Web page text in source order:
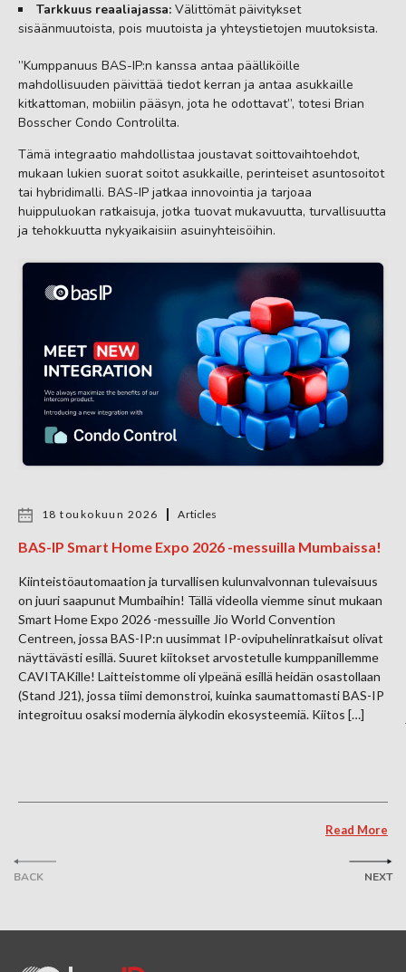
Tarkkuus reaaliajassa: Välittömät päivitykset
sisäänmuutoista, pois muutoista ja yhteystietojen muutoksista.
”Kumppanuus BAS-IP:n kanssa antaa päälliköille
mahdollisuuden päivittää tiedot kerran ja antaa asukkaille
kitkattoman, mobiilin pääsyn, jota he odottavat”, totesi Brian
Bosscher Condo Controlilta.
Tämä integraatio mahdollistaa joustavat soittovaihtoehdot,
mukaan lukien suorat soitot asukkaille, perinteiset asuntosoitot
tai hybridimalli. BAS-IP jatkaa innovointia ja tarjoaa
huippuluokan ratkaisuja, jotka tuovat mukavuutta, turvallisuutta
ja tehokkuutta nykyaikaisiin asuinyhteisöihin.
BACK
18 toukokuun 2026 Articles
BAS-IP Smart Home Expo 2026 -messuilla Mumbaissa!
Kiinteistöautomaation ja turvallisen kulunvalvonnan tulevaisuus
on juuri saapunut Mumbaihin! Tällä videolla viemme sinut mukaan
Smart Home Expo 2026 -messuille Jio World Convention
Centreen, jossa BAS-IP:n uusimmat IP-ovipuhelinratkaisut olivat
näyttävästi esillä. Suuret kiitokset arvostetulle kumppanillemme
CAVITAKille! Laitteistomme oli ylpeänä esillä heidän osastollaan
(Stand J21), jossa tiimi demonstroi, kuinka saumattomasti BAS-IP
integroituu osaksi modernia älykodin ekosysteemiä. Kiitos […]
Read More
NEXT